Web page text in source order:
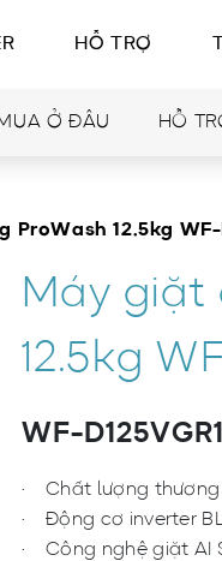
HỖ TRỢ
Ở ĐÂU HỖ
12.5kg WF-
Máy giặt
12.5kg
WF-D125VGR1
Chất lượng
Động cơ inverter
Công nghệ giặt AI